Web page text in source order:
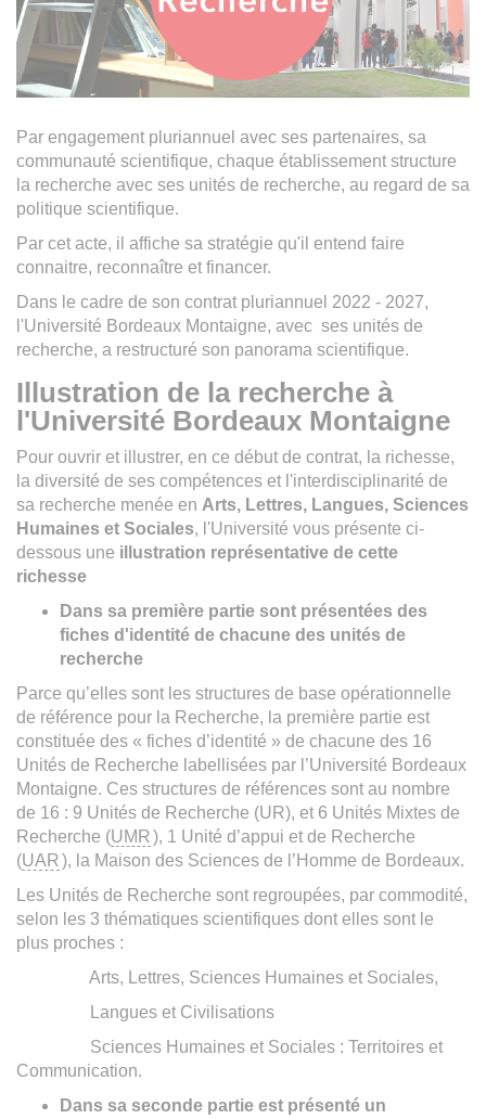
Par engagement pluriannuel avec ses partenaires, sa
communauté scientifique, chaque établissement structure
la recherche avec ses unités de recherche, au regard de sa
politique scientifique.
Par cet acte, il affiche sa stratégie qu'il entend faire
connaitre, reconnaître et financer.
Dans le cadre de son contrat pluriannuel 2022 - 2027,
l'Université Bordeaux Montaigne, avec ses unités de
recherche, a restructuré son panorama scientifique.
Illustration de la recherche à
l'Université Bordeaux Montaigne
Pour ouvrir et illustrer, en ce début de contrat, la richesse,
la diversité de ses compétences et l'interdisciplinarité de
sa recherche menée en Arts, Lettres, Langues, Sciences
Humaines et Sociales, l'Université vous présente ci-
dessous une illustration représentative de cette
richesse
Dans sa première partie sont présentées des
fiches d'identité de chacune des unités de
recherche
Parce qu’elles sont les structures de base opérationnelle
de référence pour la Recherche, la première partie est
constituée des « fiches d’identité » de chacune des 16
Unités de Recherche labellisées par l’Université Bordeaux
Montaigne. Ces structures de références sont au nombre
de 16 : 9 Unités de Recherche (UR), et 6 Unités Mixtes de
Recherche (UMR), 1 Unité d’appui et de Recherche
(UAR), la Maison des Sciences de l’Homme de Bordeaux.
Les Unités de Recherche sont regroupées, par commodité,
selon les 3 thématiques scientifiques dont elles sont le
plus proches :
Arts, Lettres, Sciences Humaines et Sociales,
Langues et Civilisations
Sciences Humaines et Sociales : Territoires et
Communication.
Dans sa seconde partie est présenté un